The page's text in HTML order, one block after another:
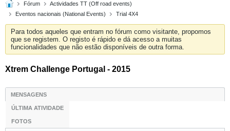
Fórum
Actividades TT (Off road events)
Eventos nacionais (National Events)
Trial 4X4
Para todos aqueles que entram no fórum como visitante, propomos
que se registem. O registo é rápido e dá acesso a muitas
funcionalidades que não estão disponíveis de outra forma.
Xtrem Challenge Portugal - 2015
MENSAGENS
ÚLTIMA ATIVIDADE
FOTOS